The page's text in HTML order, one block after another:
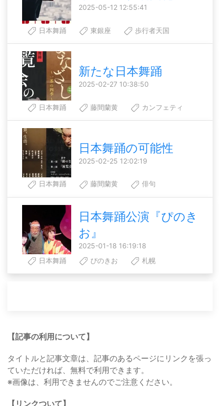
2025-05-12 12:55:41
日本舞踊 東銀座 歩行者天国
新たな日本舞踊
2025-02-27 10:38:50
日本舞踊 藤間蘭黄 カンフェティ
日本舞踊の可能性
2025-02-25 12:02:19
日本舞踊 藤間蘭黄 俳句
日本舞踊公演『ぴのき
お』
2025-01-18 16:19:18
日本舞踊
ぴのきお 札幌
【記事の利用について】
タイトルと記事文章は、記事のあるページにリンクを張っ
ていただければ、無料で利用できます。
※画像は、利用できませんのでご注意ください。
【リンクついて】